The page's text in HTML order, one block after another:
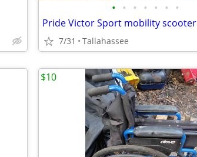
• • • • • • •
Pride Victor Sport mobility scooter
7/31 Tallahassee
$10